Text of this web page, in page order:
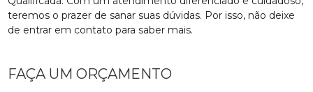
teremos o prazer de sanar suas dúvidas. Por isso, não deixe
de entrar em contato para saber mais.
FAÇA UM ORÇAMENTO